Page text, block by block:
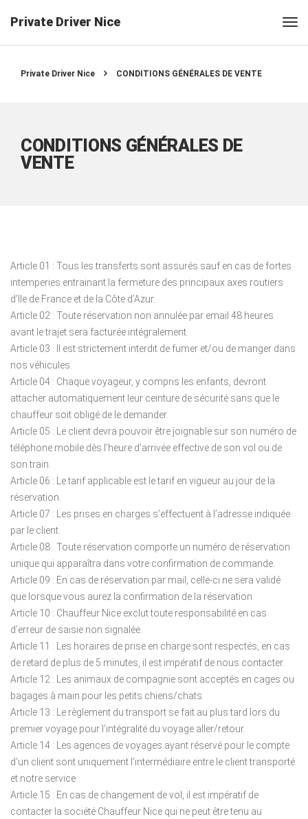
Private Driver Nice
Private Driver Nice CONDITIONS GÉNÉRALES DE VENTE
CONDITIONS GÉNÉRALES DE
VENTE
Article 01 : Tous les transferts sont assurés sauf en cas de fortes
intemperies entrainant la fermeture des principaux axes routiers
d’Ile de France et de la Côte d’Azur.
Article 02 : Toute réservation non annulée par email 48 heures
avant le trajet sera facturée intégralement.
Article 03 : Il est strictement interdit de fumer et/ou de manger dans
nos véhicules.
Article 04 : Chaque voyageur, y compris les enfants, devront
attacher automatiquement leur ceinture de sécurité sans que le
chauffeur soit obligé de le demander.
Article 05 : Le client devra pouvoir être joignable sur son numéro de
téléphone mobile dès l’heure d’arrivée effective de son vol ou de
son train.
Article 06 : Le tarif applicable est le tarif en vigueur au jour de la
réservation.
Article 07 : Les prises en charges s’effectuent à l’adresse indiquée
par le client.
Article 08 : Toute réservation comporte un numéro de réservation
unique qui apparaîtra dans votre confirmation de commande.
Article 09 : En cas de réservation par mail, celle-ci ne sera validé
que lorsque vous aurez la confirmation de la réservation
Article 10 : Chauffeur Nice exclut toute responsabilité en cas
d’erreur de saisie non signalée.
Article 11 : Les horaires de prise en charge sont respectés, en cas
de retard de plus de 5 minutes, il est impératif de nous contacter.
Article 12 : Les animaux de compagnie sont acceptés en cages ou
bagages à main pour les petits chiens/chats.
Article 13 : Le règlement du transport se fait au plus tard lors du
premier voyage pour l’intégralité du voyage aller/retour.
Article 14 : Les agences de voyages ayant réservé pour le compte
d’un client sont uniquement l’intermédiaire entre le client transporté
et notre service.
Article 15 : En cas de changement de vol, il est impératif de
contacter la société Chauffeur Nice qui ne peut être tenu au